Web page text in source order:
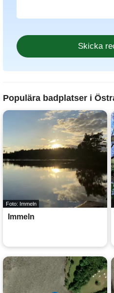
Populära badplatser i
Foto: Immeln
Immeln